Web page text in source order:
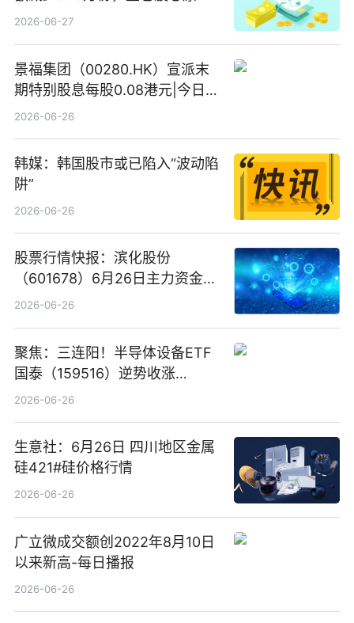
份、寒武纪、澜起科技 观速讯
2026-06-27
景福集团（00280.HK）宣派末
期特别股息每股0.08港元|今日快
看
2026-06-26
韩媒：韩国股市或已陷入“波动陷
阱”
2026-06-26
股票行情快报：滨化股份
（601678）6月26日主力资金净
卖出5964.34万元
2026-06-26
聚焦：三连阳！半导体设备ETF
国泰（159516）逆势收涨
3.5%，近10日累计净流入超65
2026-06-26
生意社：6月26日 四川地区金属
硅421#硅价格行情
2026-06-26
广立微成交额创2022年8月10日
以来新高-每日播报
2026-06-26